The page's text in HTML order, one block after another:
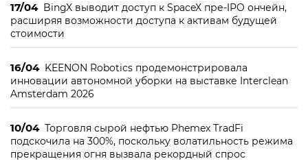
17/04 BingX выводит доступ к SpaceX пре-IPO ончейн,
расширяя возможности доступа к активам будущей
стоимости
16/04 KEENON Robotics продемонстрировала
инновации автономной уборки на выставке Interclean
Amsterdam 2026
10/04 Торговля сырой нефтью Phemex TradFi
подскочила на 300%, поскольку волатильность режима
прекращения огня вызвала рекордный спрос